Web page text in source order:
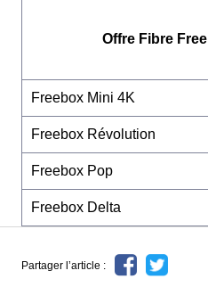
Offre Fibre Free
Freebox Mini 4K
Freebox Révolution
Freebox Pop
Freebox Delta
Partager l’article :